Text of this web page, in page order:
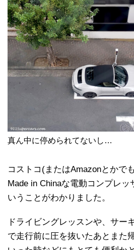
真ん中に停められてないし…
コストコ(またはAmazonとかで
Made in Chinaな電動コンプレッ
いうことがわかりました。
ドライビングレッスンや、サー
で走行前に圧を抜いたあとまた